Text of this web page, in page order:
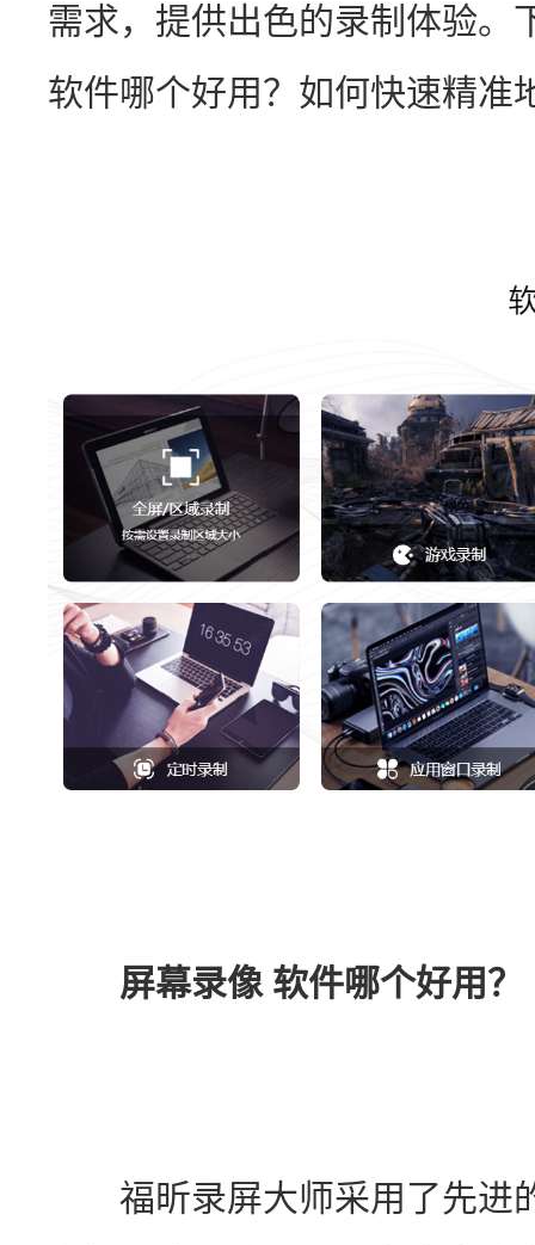
需求，提供出色的录制体验。
软件哪个好用？如何快速精准
屏幕录像 软件哪个好用？
福昕录屏大师采用了先进